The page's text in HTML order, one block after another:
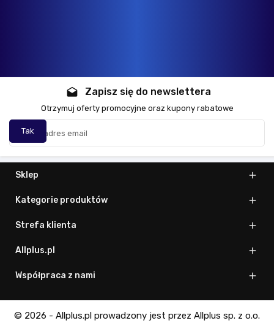
drafts Zapisz się do newslettera
Otrzymuj oferty promocyjne oraz kupony rabatowe
Sklep 
Kategorie produktów 
Strefa klienta 
Allplus.pl 
Współpraca z nami 
© 2026 - Allplus.pl prowadzony jest przez Allplus sp. z o.o.